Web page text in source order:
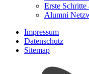
Erste Schritte
Alumni
Impressum
Datenschutz
Sitemap